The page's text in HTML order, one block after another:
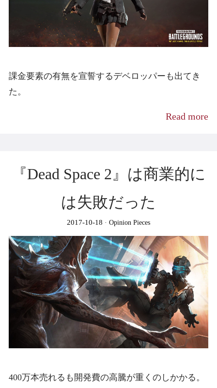
課金要素の有無を宣誓するデベロッパーも出てき
た。
Read more
『Dead Space 2』は商業的に
は失敗だった
2017-10-18 Opinion Pieces
400万本売れるも開発費の高騰が重くのしかかる。